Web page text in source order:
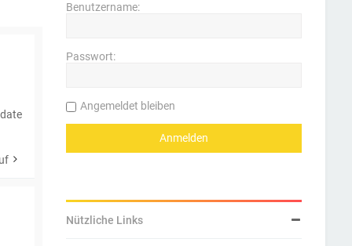
Benutzername:
Passwort:
Angemeldet bleiben
Nützliche Links